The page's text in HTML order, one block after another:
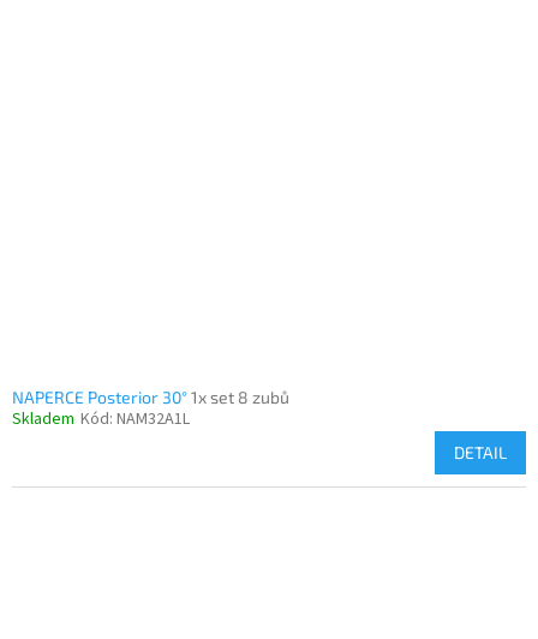
NAPERCE Posterior 30°1x set 8 zubů
Skladem Kód: NAM32A1L
DETAIL